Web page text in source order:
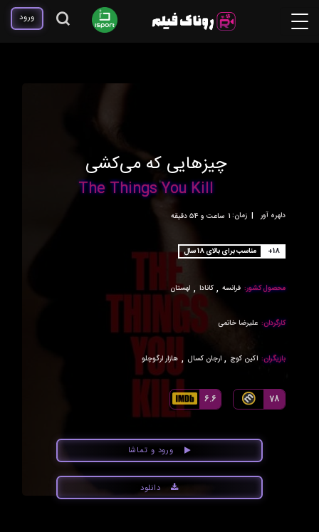
ورود
چیزهایی که می‌کشی
The Things You Kill
دلهره آور | زمان:1ساعت و 54 دقیقه
+18 مناسب برای بالای 18 سال
محصول کشور: فرانسه , کانادا , لهستان
کارگردان: علیرضا خاتمی
بازیگران: اکین کوچ , ارجان کسال , هازار ارگوچلو
78
6.6
ورود و تماشا
دانلود